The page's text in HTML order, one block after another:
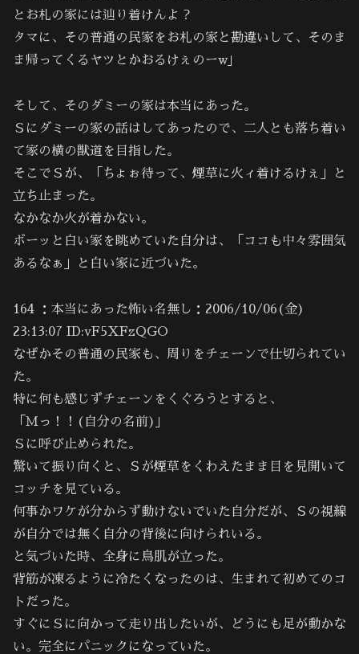
とお札の家には辿り着けんよ？
タマに、その普通の民家をお札の家と勘違いして、そのま
ま帰ってくるヤツとかおるけぇのーw｣
そして、そのダミーの家は本当にあった。
Ｓにダミーの家の話はしてあったので、二人とも落ち着い
て家の横の獣道を目指した。
そこでＳが、「ちょぉ待って、煙草に火ィ着けるけぇ」と
立ち止まった。
なかなか火が着かない。
ボーッと白い家を眺めていた自分は、「ココも中々雰囲気
あるなぁ」と白い家に近づいた。
164 ：本当にあった怖い名無し：2006/10/06(金)
23:13:07 ID:vF5XFzQGO
なぜかその普通の民家も、周りをチェーンで仕切られてい
た。
特に何も感じずチェーンをくぐろうとすると、
「Ｍっ！！(自分の名前)｣
Ｓに呼び止められた。
驚いて振り向くと、Ｓが煙草をくわえたまま目を見開いて
コッチを見ている。
何事かワケが分からず動けないでいた自分だが、Ｓの視線
が自分では無く自分の背後に向けられいる。
と気づいた時、全身に鳥肌が立った。
背筋が凍るように冷たくなったのは、生まれて初めてのコ
トだった。
すぐにＳに向かって走り出したいが、どうにも足が動かな
い。完全にパニックになっていた。